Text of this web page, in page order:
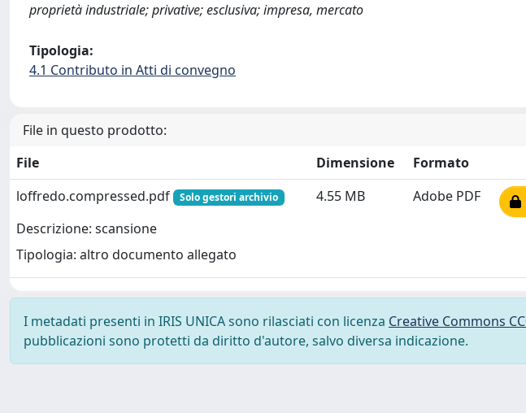
proprietà industriale; privative; esclusiva; impresa, mercato
Tipologia:
4.1 Contributo in Atti di convegno
File in questo prodotto:
File
Dimensione
Formato
loffredo.compressed.pdf
Solo gestori archivio
Descrizione: scansione
Tipologia: altro documento allegato
4.55 MB Adobe PDF
I metadati presenti in IRIS UNICA sono rilasciati con licenza Creative Commons
pubblicazioni sono protetti da diritto d'autore, salvo diversa indicazione.